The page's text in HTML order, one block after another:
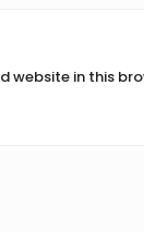
website in this